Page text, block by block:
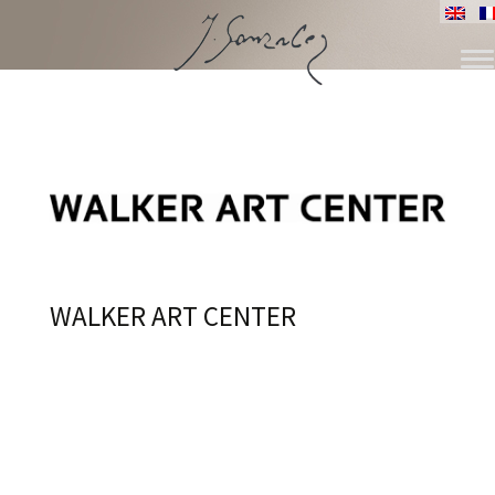
WALKER ART CENTER